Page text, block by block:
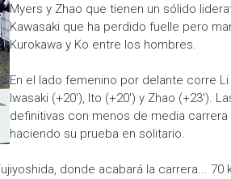
Myers y Zhao que tienen un sólido
Kawasaki que ha perdido fuelle pero
Kurokawa y Ko entre los hombres.
En el lado femenino por delante corre
Iwasaki (+20'), Ito (+20') y Zhao (+23').
definitivas con menos de media
haciendo su prueba en solitario.
donde acabará la carrera...